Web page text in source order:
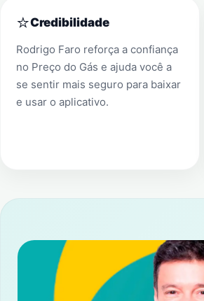
⭐Credibilidade
Rodrigo Faro reforça a confiança
no Preço do Gás e ajuda você a
se sentir mais seguro para baixar
e usar o aplicativo.